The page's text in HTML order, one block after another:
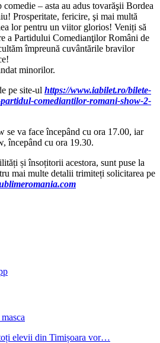
– asta au adus tovarăşii Bordea
Prosperitate, fericire, şi mai multă
lor pentru un viitor glorios! Veniți să
a Partidului Comedianţilor Români de
împreună cuvântările bravilor
minorilor.
pe site-ul https://www.iabilet.ro/bilete-
comediantilor-romani-show-2-
se va face începând cu ora 17.00, iar
începând cu ora 19.30.
și însoțitorii acestora, sunt puse la
mai multe detalii trimiteți solicitarea pe
elevii din Timișoara vor…